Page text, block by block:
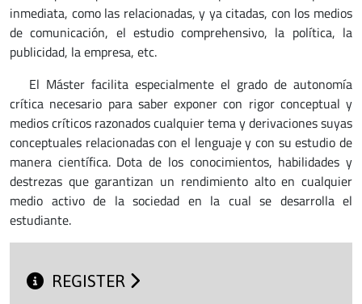
inmediata, como las relacionadas, y ya citadas, con los medios
de comunicación, el estudio comprehensivo, la política, la
publicidad, la empresa, etc.
El Máster facilita especialmente el grado de autonomía
crítica necesario para saber exponer con rigor conceptual y
medios críticos razonados cualquier tema y derivaciones suyas
conceptuales relacionadas con el lenguaje y con su estudio de
manera científica. Dota de los conocimientos, habilidades y
destrezas que garantizan un rendimiento alto en cualquier
medio activo de la sociedad en la cual se desarrolla el
estudiante.
REGISTER